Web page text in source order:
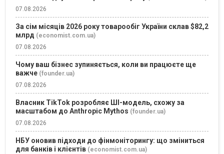
07.08.2026
За сім місяців 2026 року товарообіг України склав $82,2
млрд (economist.com.ua)
07.08.2026
Чому ваш бізнес зупиняється, коли ви працюєте ще
важче (founder.ua)
07.08.2026
Власник TikTok розробляє ШІ-модель, схожу за
масштабом до Anthropic Mythos (founder.ua)
07.08.2026
НБУ оновив підходи до фінмоніторингу: що зміниться
для банків і клієнтів (economist.com.ua)